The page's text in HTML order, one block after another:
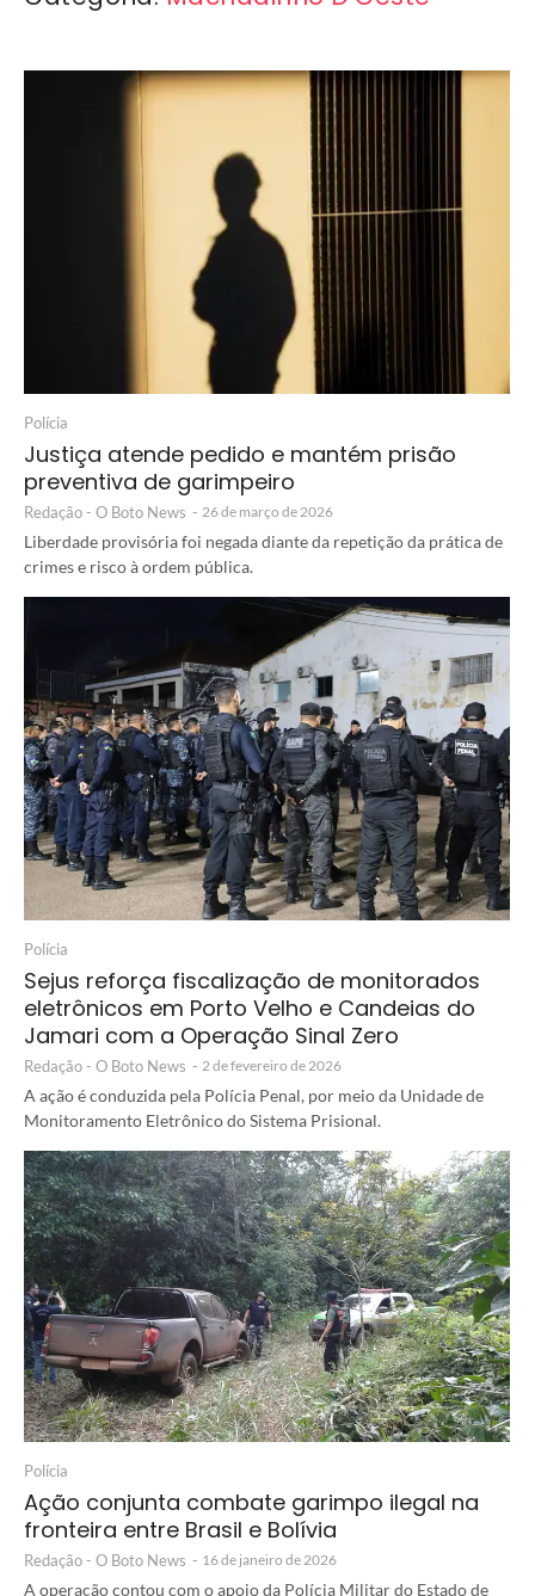
Polícia
Justiça atende pedido e mantém prisão
preventiva de garimpeiro
Redação - O Boto News - 26 de março de 2026
Liberdade provisória foi negada diante da repetição da prática de
crimes e risco à ordem pública.
Polícia
Sejus reforça fiscalização de monitorados
eletrônicos em Porto Velho e Candeias do
Jamari com a Operação Sinal Zero
Redação - O Boto News - 2 de fevereiro de 2026
A ação é conduzida pela Polícia Penal, por meio da Unidade de
Monitoramento Eletrônico do Sistema Prisional.
Polícia
Ação conjunta combate garimpo ilegal na
fronteira entre Brasil e Bolívia
Redação - O Boto News - 16 de janeiro de 2026
A operação contou com o apoio da Polícia Militar do Estado de